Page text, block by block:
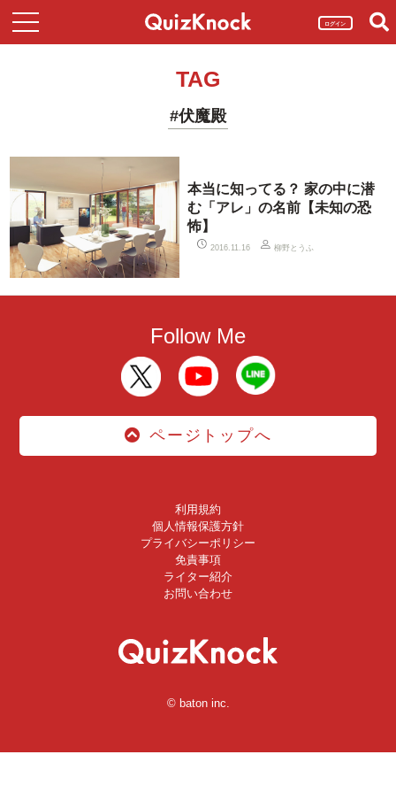
ログイン
TAG
#伏魔殿
本当に知ってる？ 家の中に潜
む「アレ」の名前【未知の恐
怖】
2016.11.16 柳野とうふ
Follow Me
ページトップへ
利用規約
個人情報保護方針
プライバシーポリシー
免責事項
ライター紹介
お問い合わせ
© baton inc.